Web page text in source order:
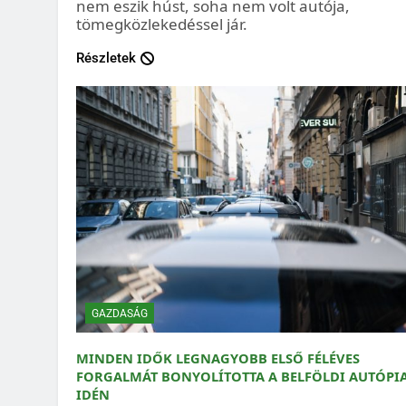
nem eszik húst, soha nem volt autója,
tömegközlekedéssel jár.
Részletek
GAZDASÁG
MINDEN IDŐK LEGNAGYOBB ELSŐ FÉLÉVES
FORGALMÁT BONYOLÍTOTTA A BELFÖLDI
IDÉN